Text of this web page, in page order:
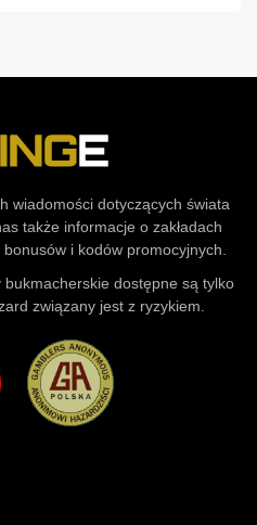
wiadomości dotyczących świata
także informacje o zakładach
i kodów promocyjnych.
bukmacherskie dostępne są tylko
związany jest z ryzykiem.